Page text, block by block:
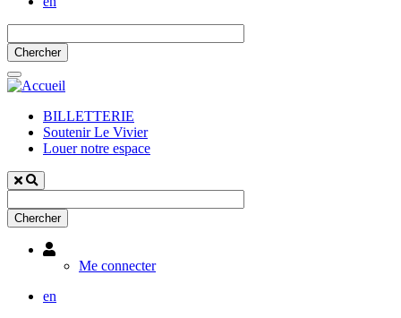
BILLETTERIE
Soutenir Le Vivier
Louer notre espace
Utilisateur
Me connecter
en